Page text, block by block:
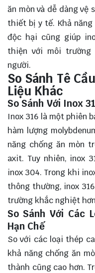
ăn mòn và dễ dàng vệ
thiết bị y tế. Khả
độc hại cũng giúp
thiện với môi trường
người.
So Sánh Tê
Liệu Khác
So Sánh Với Inox
Inox 316 là một phiên
hàm lượng
năng chống ăn mòn
axit. Tuy nhiên, inox
inox 304. Trong khi
thông thường, inox
trường khắc nghiệt
So Sánh Với Các
Hạn Chế
So với các loại thép
khả năng chống ăn
thành cũng cao hơn.